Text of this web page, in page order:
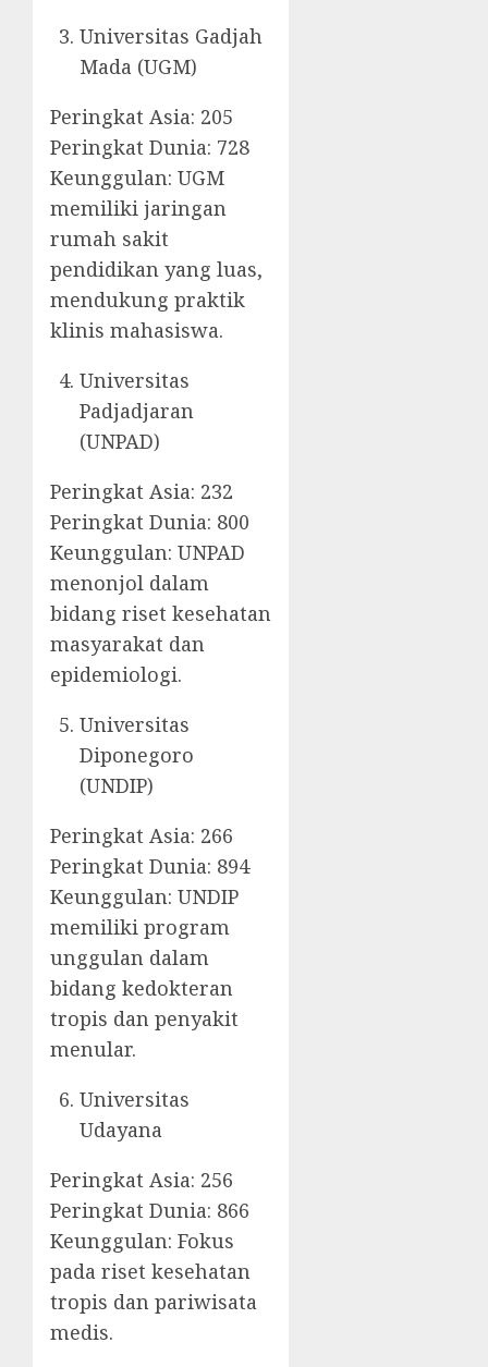
Universitas Gadjah
Mada (UGM)
Peringkat Asia: 205
Peringkat Dunia: 728
Keunggulan: UGM
memiliki jaringan
rumah sakit
pendidikan yang luas,
mendukung praktik
klinis mahasiswa.
Universitas
Padjadjaran
(UNPAD)
Peringkat Asia: 232
Peringkat Dunia: 800
Keunggulan: UNPAD
menonjol dalam
bidang riset kesehatan
masyarakat dan
epidemiologi.
Universitas
Diponegoro
(UNDIP)
Peringkat Asia: 266
Peringkat Dunia: 894
Keunggulan: UNDIP
memiliki program
unggulan dalam
bidang kedokteran
tropis dan penyakit
menular.
Universitas
Udayana
Peringkat Asia: 256
Peringkat Dunia: 866
Keunggulan: Fokus
pada riset kesehatan
tropis dan pariwisata
medis.